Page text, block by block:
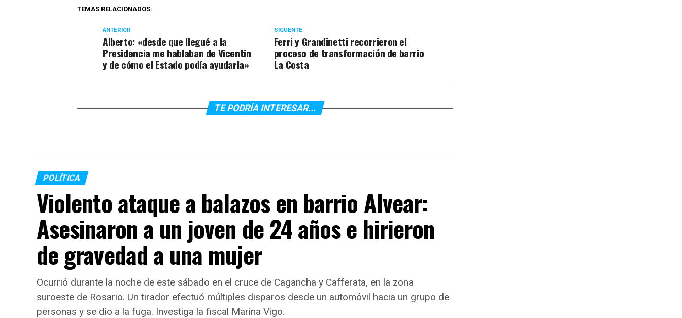
TEMAS RELACIONADOS:
SIGUENTE
Ferri y Grandinetti recorrieron el
proceso de transformación de barrio
La Costa
ANTERIOR
Alberto: «desde que llegué a la
Presidencia me hablaban de Vicentin
y de cómo el Estado podía ayudarla»
TE PODRÍA INTERESAR...
POLÍTICA
Violento ataque a balazos en barrio Alvear:
Asesinaron a un joven de 24 años e hirieron
de gravedad a una mujer
Ocurrió durante la noche de este sábado en el cruce de Cagancha y Cafferata, en la zona
suroeste de Rosario. Un tirador efectuó múltiples disparos desde un automóvil hacia un grupo de
personas y se dio a la fuga. Investiga la fiscal Marina Vigo.